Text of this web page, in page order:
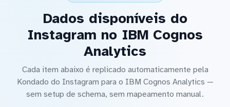
Dados disponíveis do
Instagram no IBM Cognos
Analytics
Cada item abaixo é replicado automaticamente pela
Kondado do Instagram para o IBM Cognos Analytics —
sem setup de schema, sem mapeamento manual.